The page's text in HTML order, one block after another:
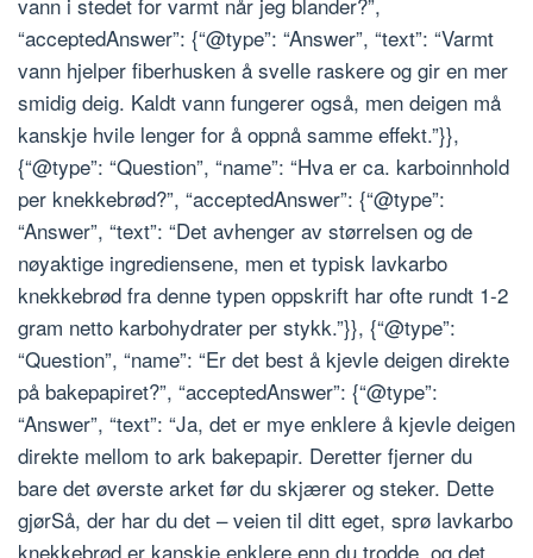
“acceptedAnswer”: {“@type”: “Answer”, “text”: “Varmt
vann hjelper fiberhusken å svelle raskere og gir en mer
smidig deig. Kaldt vann fungerer også, men deigen må
kanskje hvile lenger for å oppnå samme effekt.”}},
{“@type”: “Question”, “name”: “Hva er ca. karboinnhold
per knekkebrød?”, “acceptedAnswer”: {“@type”:
“Answer”, “text”: “Det avhenger av størrelsen og de
nøyaktige ingrediensene, men et typisk lavkarbo
knekkebrød fra denne typen oppskrift har ofte rundt 1-2
gram netto karbohydrater per stykk.”}}, {“@type”:
“Question”, “name”: “Er det best å kjevle deigen direkte
på bakepapiret?”, “acceptedAnswer”: {“@type”:
“Answer”, “text”: “Ja, det er mye enklere å kjevle deigen
direkte mellom to ark bakepapir. Deretter fjerner du
bare det øverste arket før du skjærer og steker. Dette
gjørSå, der har du det – veien til ditt eget, sprø lavkarbo
knekkebrød er kanskje enklere enn du trodde, og det